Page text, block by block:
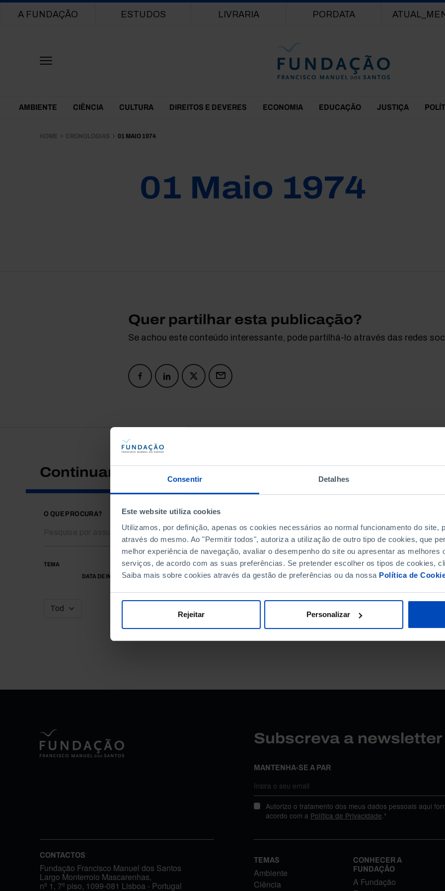
Consentir Detalhes
Este website utiliza cookies
Utilizamos, por definição, apenas os cookies necessários ao normal funcionamento do site,
através do mesmo. Ao "Permitir todos", autoriza a utilização de outro tipo de cookies, que
melhor experiência de navegação, avaliar o desempenho do site ou apresentar as melhores
serviços, de acordo com as suas preferências. Se pretender escolher os tipos de cookies,
Saiba mais sobre cookies através da gestão de preferências ou da nossa Política de
Rejeitar Personalizar
Main navigation
A FUNDAÇÃO ESTUDOS LIVRARIA PORDATA
Themes Menu
AMBIENTE CIÊNCIA CULTURA DIREITOS E DEVERES ECONOMIA EDUCAÇÃO JUSTIÇA
HOME CRONOLOGIAS 01 MAIO 1974
01 Maio 1974
Quer partilhar esta publicação?
Se achou este conteúdo interessante, pode partilhá-lo através das redes
Continuar a pesquisar
O QUE PROCURA?
TEMA
DATA DE INÍCIO
DATA DE FIM
Subscreva a
MANTENHA-SE A PAR
Autorizo o tratamento dos meus dados pessoais aqui
acordo com a Política de Privacidade.*
CONTACTOS
Fundação Francisco Manuel dos Santos
Largo Monterroio Mascarenhas,
nº 1, 7º piso, 1099-081 Lisboa - Portugal
TEMAS
Ambiente
Ciência
CONHECER A
FUNDAÇÃO
A Fundação